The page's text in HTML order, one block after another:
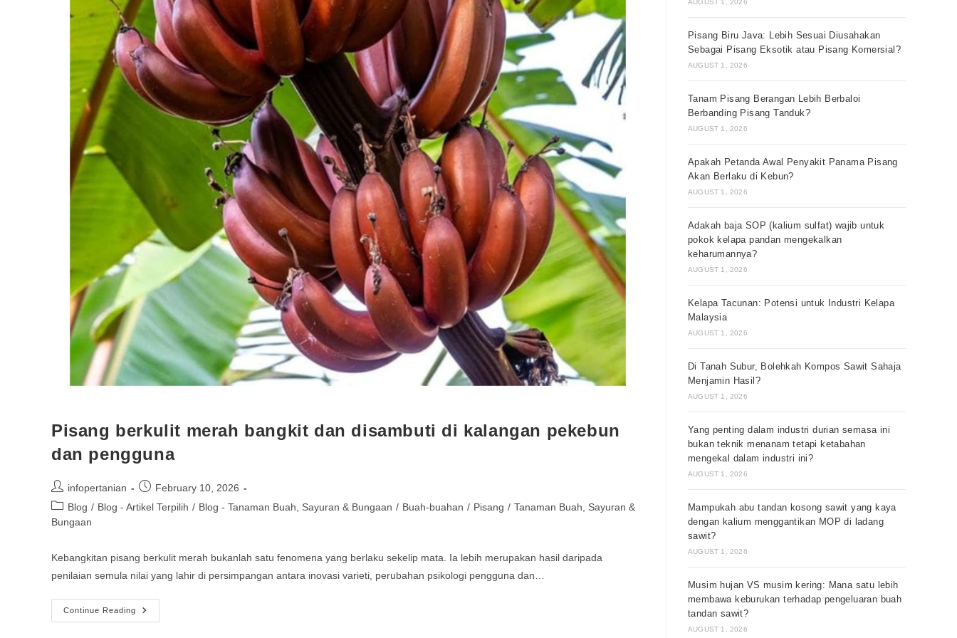
Pisang berkulit merah bangkit dan disambuti di kalangan pekebun
dan pengguna
infopertanian
February 10, 2026
Blog / Blog - Artikel Terpilih / Blog - Tanaman Buah, Sayuran & Bungaan / Buah-buahan / Pisang / Tanaman Buah, Sayuran &
Bungaan
Kebangkitan pisang berkulit merah bukanlah satu fenomena yang berlaku sekelip mata. Ia lebih merupakan hasil daripada
penilaian semula nilai yang lahir di persimpangan antara inovasi varieti, perubahan psikologi pengguna dan…
Continue Reading
AUGUST 1, 2026
Pisang Biru Java: Lebih Sesuai Diusahakan
Sebagai Pisang Eksotik atau Pisang Komersial?
AUGUST 1, 2026
Tanam Pisang Berangan Lebih Berbaloi
Berbanding Pisang Tanduk?
AUGUST 1, 2026
Apakah Petanda Awal Penyakit Panama Pisang
Akan Berlaku di Kebun?
AUGUST 1, 2026
Adakah baja SOP (kalium sulfat) wajib untuk
pokok kelapa pandan mengekalkan
keharumannya?
AUGUST 1, 2026
Kelapa Tacunan: Potensi untuk Industri Kelapa
Malaysia
AUGUST 1, 2026
Di Tanah Subur, Bolehkah Kompos Sawit Sahaja
Menjamin Hasil?
AUGUST 1, 2026
Yang penting dalam industri durian semasa ini
bukan teknik menanam tetapi ketabahan
mengekal dalam industri ini?
AUGUST 1, 2026
Mampukah abu tandan kosong sawit yang kaya
dengan kalium menggantikan MOP di ladang
sawit?
AUGUST 1, 2026
Musim hujan VS musim kering: Mana satu lebih
membawa keburukan terhadap pengeluaran buah
tandan sawit?
AUGUST 1, 2026